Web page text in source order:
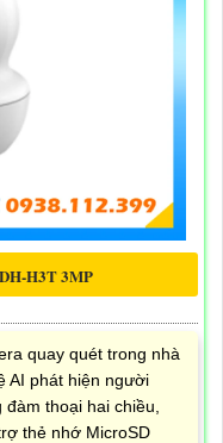
H3T 3MP
quay quét trong nhà
AI phát hiện người
thoại hai chiều,
thẻ nhớ MicroSD